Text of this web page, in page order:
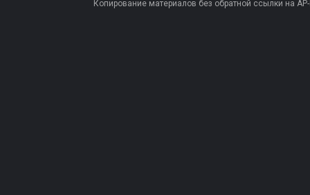
Копирование материалов без обратной ссылки на